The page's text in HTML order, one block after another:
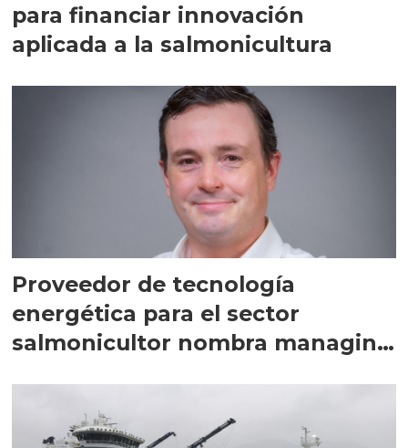
para financiar innovación
aplicada a la salmonicultura
Proveedor de tecnología
energética para el sector
salmonicultor nombra managing